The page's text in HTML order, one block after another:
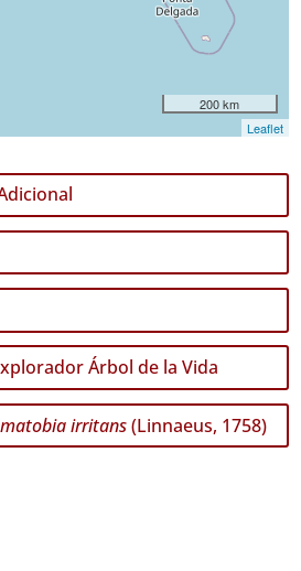
200 km
Leaflet
Árbol de la Vida
irritans(Linnaeus, 1758)